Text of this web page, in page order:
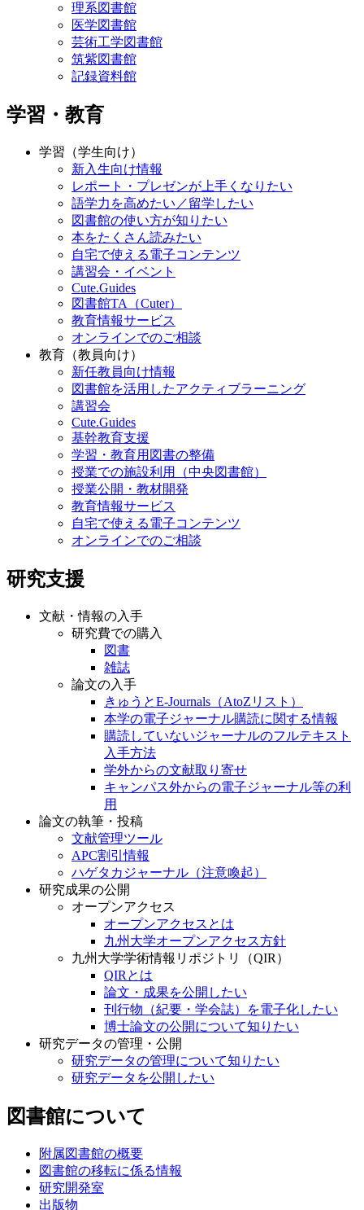
理系図書館
医学図書館
芸術工学図書館
筑紫図書館
記録資料館
学習・教育
学習（学生向け）
新入生向け情報
レポート・プレゼンが上手くなりたい
語学力を高めたい／留学したい
図書館の使い方が知りたい
本をたくさん読みたい
自宅で使える電子コンテンツ
講習会・イベント
Cute.Guides
図書館TA（Cuter）
教育情報サービス
オンラインでのご相談
教育（教員向け）
新任教員向け情報
図書館を活用したアクティブラーニング
講習会
Cute.Guides
基幹教育支援
学習・教育用図書の整備
授業での施設利用（中央図書館）
授業公開・教材開発
教育情報サービス
自宅で使える電子コンテンツ
オンラインでのご相談
研究支援
文献・情報の入手
研究費での購入
図書
雑誌
論文の入手
きゅうとE-Journals（AtoZリスト）
本学の電子ジャーナル購読に関する情報
購読していないジャーナルのフルテキスト
入手方法
学外からの文献取り寄せ
キャンパス外からの電子ジャーナル等の利
用
論文の執筆・投稿
文献管理ツール
APC割引情報
ハゲタカジャーナル（注意喚起）
研究成果の公開
オープンアクセス
オープンアクセスとは
九州大学オープンアクセス方針
九州大学学術情報リポジトリ（QIR）
QIRとは
論文・成果を公開したい
刊行物（紀要・学会誌）を電子化したい
博士論文の公開について知りたい
研究データの管理・公開
研究データの管理について知りたい
研究データを公開したい
図書館について
附属図書館の概要
図書館の移転に係る情報
研究開発室
出版物